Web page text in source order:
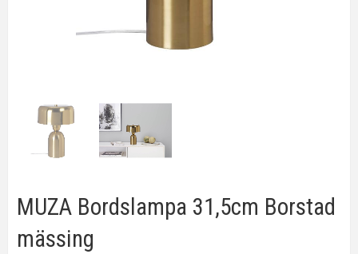
MUZA Bordslampa 31,5cm Borstad
mässing